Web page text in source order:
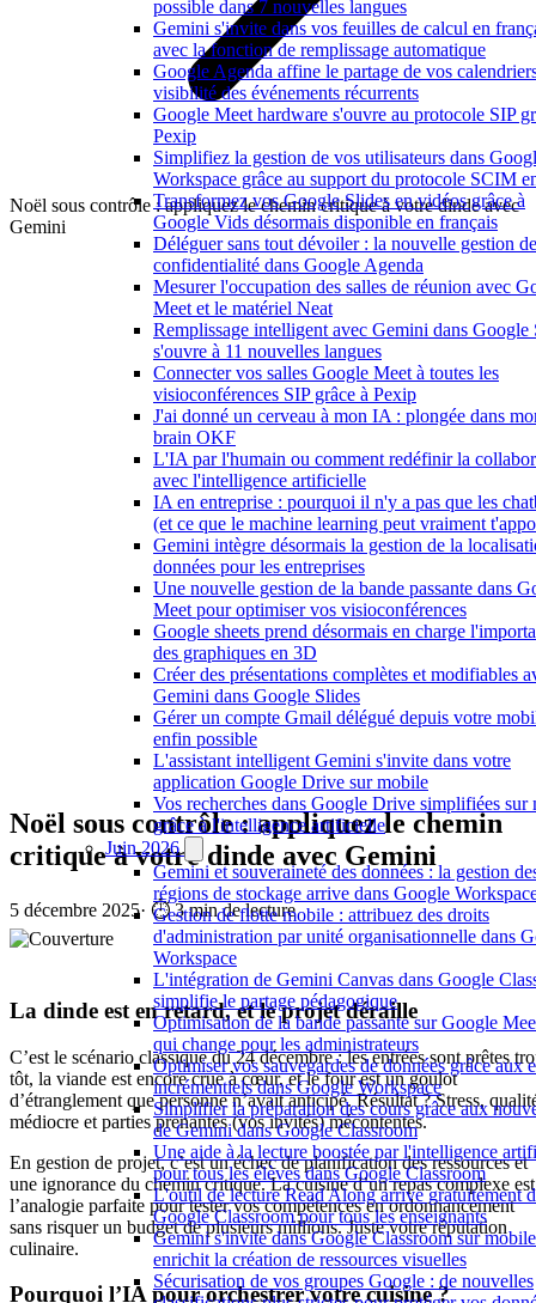
possible dans 7 nouvelles langues
Gemini s'invite dans vos feuilles de calcul en
avec la fonction de remplissage automatique
Google Agenda affine le partage de vos
visibilité des événements récurrents
Google Meet hardware s'ouvre au protocole SIP
Pexip
Simplifiez la gestion de vos utilisateurs dans
Workspace grâce au support du protocole SCIM
Transformez vos Google Slides en vidéos grâce à
Google Vids désormais disponible en français
Déléguer sans tout dévoiler : la nouvelle gestion
confidentialité dans Google Agenda
Mesurer l'occupation des salles de réunion avec
Meet et le matériel Neat
Remplissage intelligent avec Gemini dans Google
s'ouvre à 11 nouvelles langues
Connecter vos salles Google Meet à toutes les
visioconférences SIP grâce à Pexip
J'ai donné un cerveau à mon IA : plongée dans
brain OKF
L'IA par l'humain ou comment redéfinir la
avec l'intelligence artificielle
IA en entreprise : pourquoi il n'y a pas que les
(et ce que le machine learning peut vraiment
Gemini intègre désormais la gestion de la
données pour les entreprises
Une nouvelle gestion de la bande passante dans
Meet pour optimiser vos visioconférences
Google sheets prend désormais en charge
des graphiques en 3D
Créer des présentations complètes et modifiables
Gemini dans Google Slides
Gérer un compte Gmail délégué depuis votre
enfin possible
L'assistant intelligent Gemini s'invite dans votre
application Google Drive sur mobile
Vos recherches dans Google Drive simplifiées sur
grâce à l'intelligence artificielle
Juin 2026
Gemini et souveraineté des données : la gestion
régions de stockage arrive dans Google
Gestion de flotte mobile : attribuez des droits
d'administration par unité organisationnelle dans
Workspace
L'intégration de Gemini Canvas dans Google
simplifie le partage pédagogique
Optimisation de la bande passante sur Google
qui change pour les administrateurs
Optimiser vos sauvegardes de données grâce aux
incrémentiels dans Google Workspace
Simplifier la préparation des cours grâce aux
de Gemini dans Google Classroom
Une aide à la lecture boostée par l'intelligence
pour tous les élèves dans Google Classroom
L'outil de lecture Read Along arrive gratuitement
Google Classroom pour tous les enseignants
Gemini s'invite dans Google Classroom sur
enrichit la création de ressources visuelles
Sécurisation de vos groupes Google : de nouvelles
Noël sous contrôle : appliquez le chemin critique à votre dinde avec
Gemini
Noël sous contrôle : appliquez le chemin
critique à votre dinde avec Gemini
5 décembre 2025· ⏱️ 3 min de lecture
La dinde est en retard, et le projet déraille
C’est le scénario classique du 24 décembre : les entrées sont prêtes
tôt, la viande est encore crue à cœur, et le four est un goulot
d’étranglement que personne n’avait anticipé. Résultat ? Stress,
médiocre et parties prenantes (vos invités) mécontentes.
En gestion de projet, c’est un échec de planification des ressources et
une ignorance du chemin critique. La cuisine d’un repas complexe est
l’analogie parfaite pour tester vos compétences en ordonnancement
sans risquer un budget de plusieurs millions. Juste votre réputation
culinaire.
Pourquoi l’IA pour orchestrer votre cuisine ?